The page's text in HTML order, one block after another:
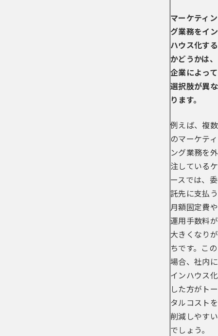
マーケティン
グ業務をイン
ハウス化する
かどうかは、
企業によって
選択肢が異な
ります。
例えば、複数
のマーケティ
ング業務を外
注しているケ
ースでは、委
託先に支払う
月額固定費や
運用手数料が
大きくなりが
ちです。この
場合、社内に
インハウス化
した方がトー
タルコストを
削減しやすい
でしょう。